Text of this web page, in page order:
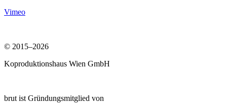
Vimeo
© 2015–2026
Koproduktionshaus Wien GmbH
brut ist Gründungsmitglied von